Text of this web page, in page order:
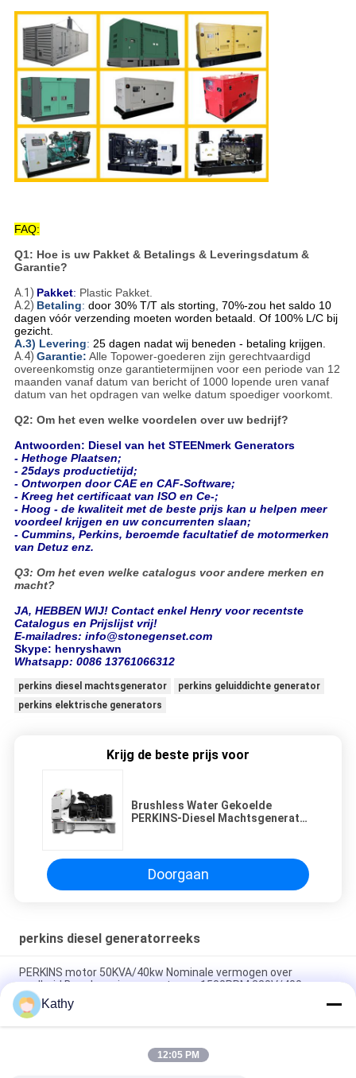
FAQ:
Q1: Hoe is uw Pakket & Betalings & Leveringsdatum &
Garantie?
A.1) Pakket: Plastic Pakket.
A.2) Betaling: door 30% T/T als storting, 70%-zou het saldo 10
dagen vóór verzending moeten worden betaald. Of 100% L/C bij
gezicht.
A.3) Levering: 25 dagen nadat wij beneden - betaling krijgen.
A.4) Garantie: Alle Topower-goederen zijn gerechtvaardigd
overeenkomstig onze garantietermijnen voor een periode van 12
maanden vanaf datum van bericht of 1000 lopende uren vanaf
datum van het opdragen van welke datum spoediger voorkomt.
Q2: Om het even welke voordelen over uw bedrijf?
Antwoorden: Diesel van het STEENmerk Generators
- Hethoge Plaatsen;
- 25days productietijd;
- Ontworpen door CAE en CAF-Software;
- Kreeg het certificaat van ISO en Ce-;
- Hoog - de kwaliteit met de beste prijs kan u helpen meer
voordeel krijgen en uw concurrenten slaan;
- Cummins, Perkins, beroemde facultatief de motormerken
van Detuz enz.
Q3: Om het even welke catalogus voor andere merken en
macht?
JA, HEBBEN WIJ! Contact enkel Henry voor recentste
Catalogus en Prijslijst vrij!
E-mailadres: info@stonegenset.com
Skype: henryshawn
Whatsapp: 0086 13761066312
perkins diesel machtsgenerator
perkins geluiddichte generator
perkins elektrische generators
Krijg de beste prijs voor
Brushless Water Gekoelde
PERKINS-Diesel Machtsgenerator
Doorgaan
perkins diesel generatorreeks
PERKINS motor 50KVA/40kw Nominale vermogen over
snelheid Bescherming over stroom 1500PRM 230V/400
PERKINS Generator 13KVA/10KW Nominale kracht Leroy
Somer Omgevingstemperatuur -25°C tot 50°C.
PERKINS Generator 10KVA/8KW Nominale kracht Leroy Somer
Kathy
12:05 PM